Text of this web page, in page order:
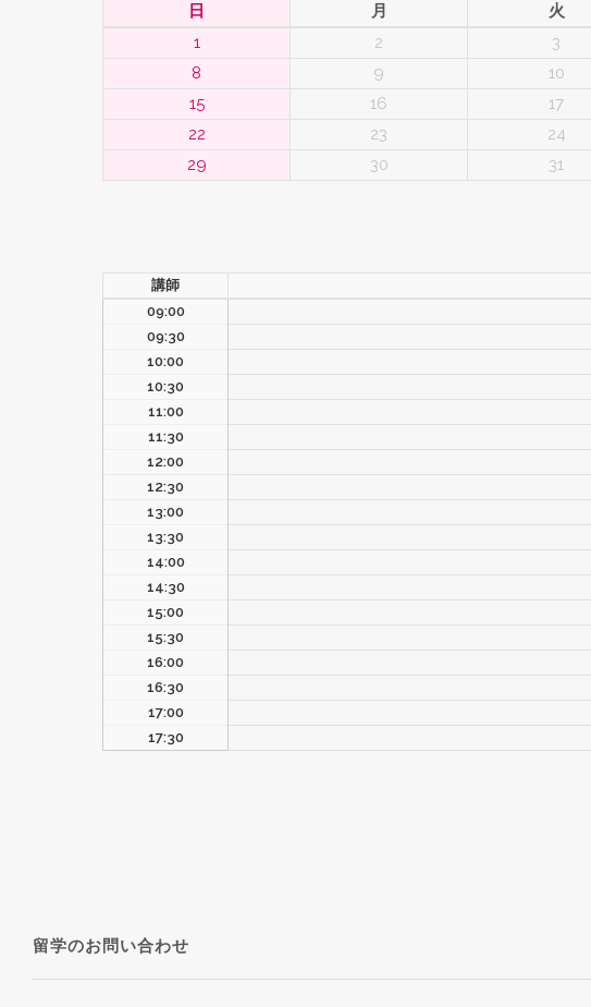
日 月 火
1
2 3
8
9 10
15
16 17
22
23 24
29
30 31
講師
09:00
09:30
10:00
10:30
11:00
11:30
12:00
12:30
13:00
13:30
14:00
14:30
15:00
15:30
16:00
16:30
17:00
17:30
留学のお問い合わせ